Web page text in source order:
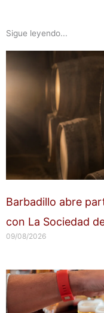
Sigue leyendo...
Barbadillo abre
con La Sociedad
09/08/2026